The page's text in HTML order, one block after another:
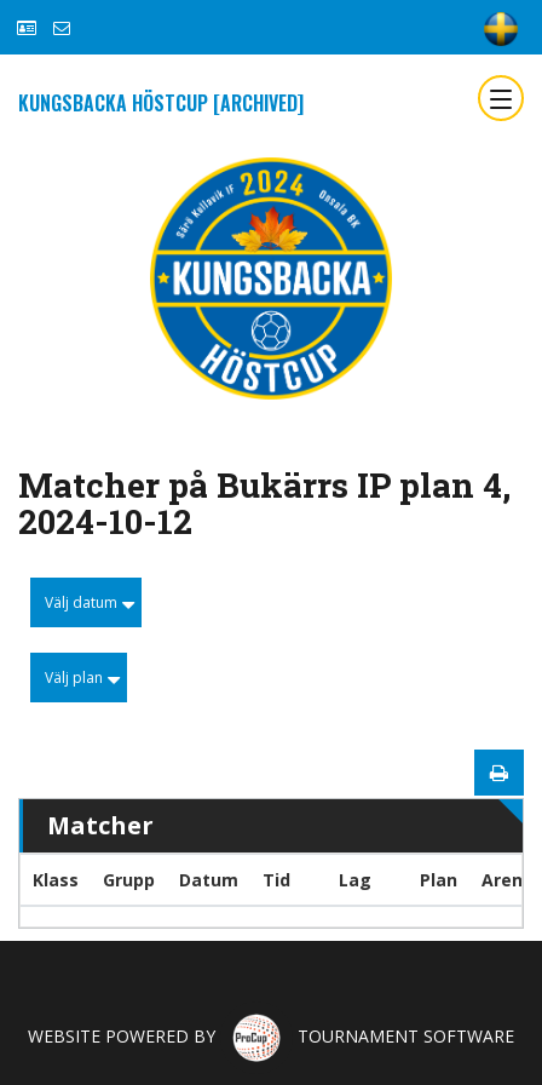
KUNGSBACKA HÖSTCUP [ARCHIVED]
Matcher på Bukärrs IP plan 4,
2024-10-12
Välj datum
Välj plan
Matcher
Klass Grupp Datum Tid Lag Plan Arena
WEBSITE POWERED BY TOURNAMENT SOFTWARE